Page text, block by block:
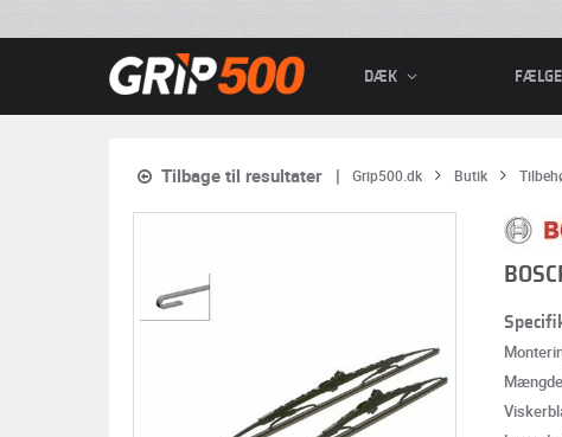
DÆK FÆLGE
Tilbage til resultater Grip500.dk Butik